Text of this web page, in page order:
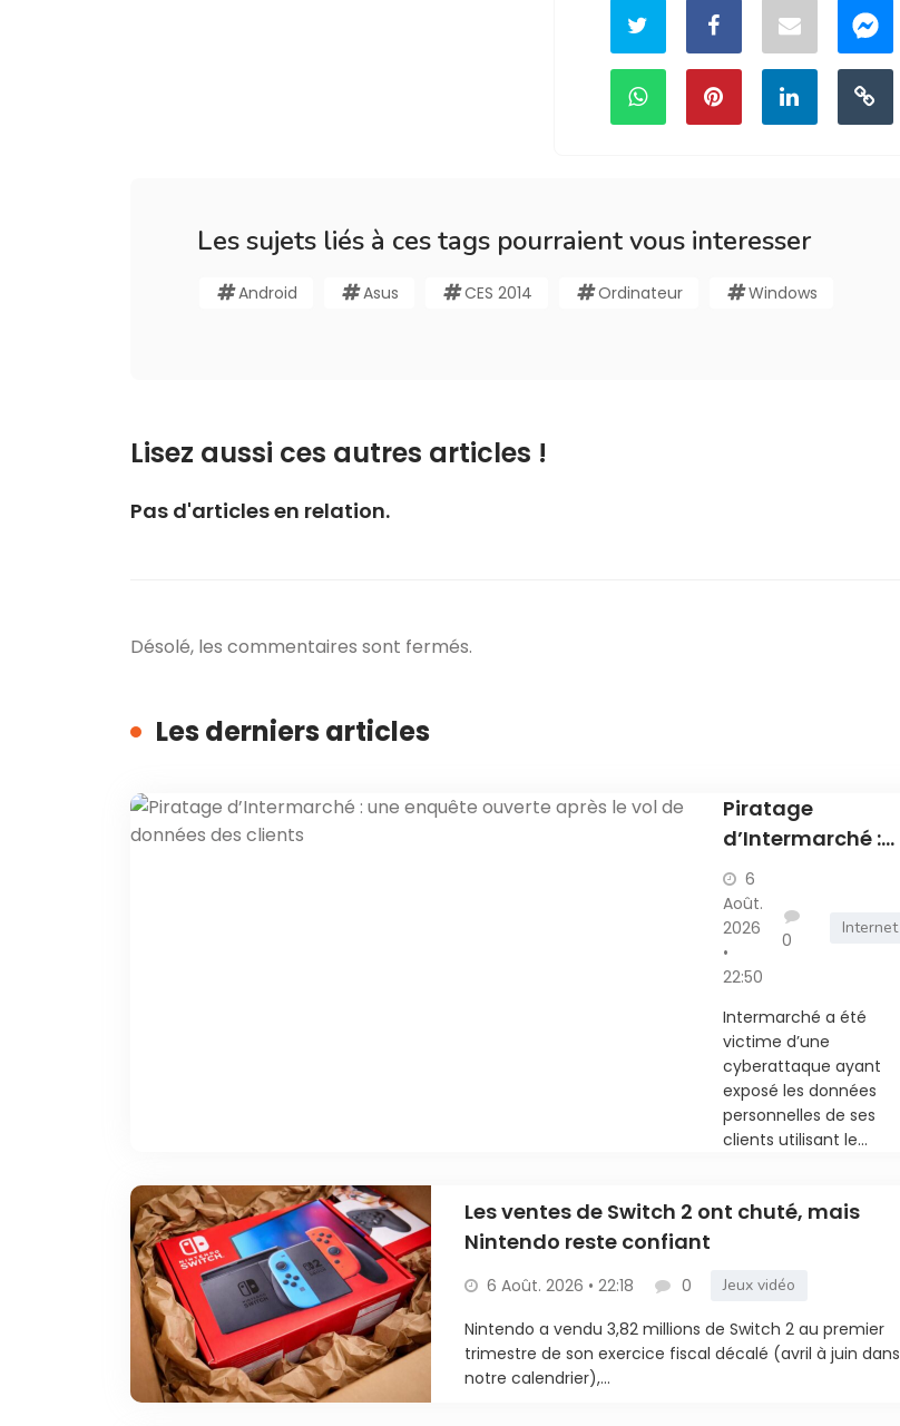
Les sujets liés à ces tags pourraient vous interesser
Android Asus CES 2014 Ordinateur Windows
Lisez aussi ces autres articles !
Pas d'articles en relation.
Désolé, les commentaires sont fermés.
Les derniers articles
Piratage
d’Intermarché :
une enquête
ouverte après le
vol de données
des clients
6
Août.
2026
•
22:50
0
Internet
Intermarché a été
victime d’une
cyberattaque ayant
exposé les données
personnelles de ses
clients utilisant le...
Les ventes de Switch 2 ont chuté, mais
Nintendo reste confiant
6 Août. 2026 • 22:18 0 Jeux vidéo
Nintendo a vendu 3,82 millions de Switch 2 au premier
trimestre de son exercice fiscal décalé (avril à juin dans
notre calendrier),...